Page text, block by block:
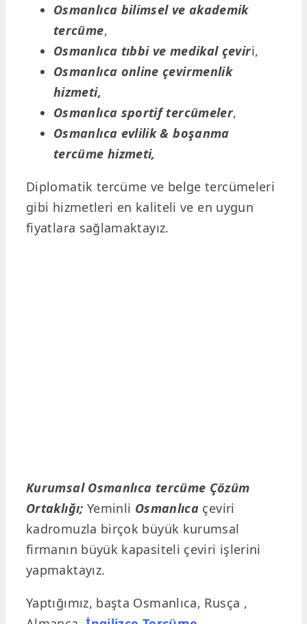
Osmanlıca bilimsel ve akademik
tercüme,
Osmanlıca tıbbi ve medikal çeviri,
Osmanlıca online çevirmenlik
hizmeti,
Osmanlıca sportif tercümeler,
Osmanlıca evlilik & boşanma
tercüme hizmeti,
Diplomatik tercüme ve belge tercümeleri
gibi hizmetleri en kaliteli ve en uygun
fiyatlara sağlamaktayız.
Kurumsal Osmanlıca tercüme Çözüm
Ortaklığı; Yeminli Osmanlıca çeviri
kadromuzla birçok büyük kurumsal
firmanın büyük kapasiteli çeviri işlerini
yapmaktayız.
Yaptığımız, başta Osmanlıca, Rusça ,